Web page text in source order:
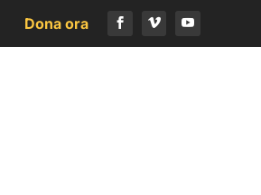
Dona ora